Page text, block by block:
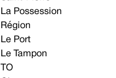
La Possession
Région
Le Port
Le Tampon
TO